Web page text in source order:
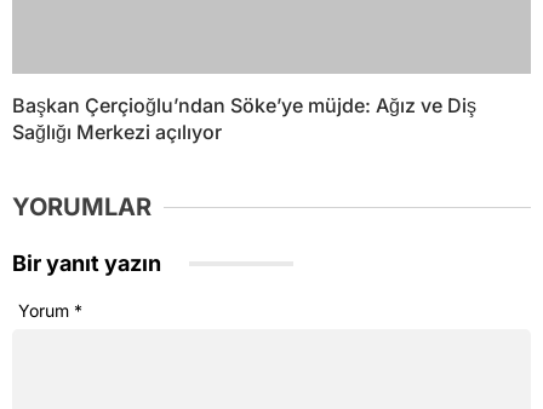
Başkan Çerçioğlu’ndan Söke’ye müjde: Ağız ve Diş
Sağlığı Merkezi açılıyor
YORUMLAR
Bir yanıt yazın
Yorum *